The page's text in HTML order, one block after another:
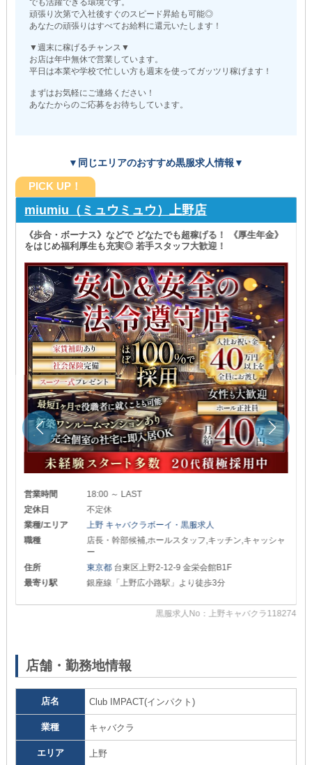
でも活躍できる環境です。
頑張り次第で入社後すぐのスピード昇給も可能◎
あなたの頑張りはすべてお給料に還元いたします！
▼週末に稼げるチャンス▼
お店は年中無休で営業しています。
平日は本業や学校で忙しい方も週末を使ってガッツリ稼げます！
まずはお気軽にご連絡ください！
あなたからのご応募をお待ちしています。
▼同じエリアのおすすめ黒服求人情報▼
PICK UP！
miumiu（ミュウミュウ）上野店
《歩合・ボーナス》などで どなたでも超稼げる！ 《厚生年金》
をはじめ福利厚生も充実◎ 若手スタッフ大歓迎！
営業時間
18:00 ～ LAST
定休日
不定休
業種/エリア
上野 キャバクラボーイ・黒服求人
職種
店長・幹部候補,ホールスタッフ,キッチン,キャッシャ
ー
住所
東京都 台東区上野2-12-9 金栄会館B1F
最寄り駅
銀座線「上野広小路駅」より徒歩3分
黒服求人No：上野キャバクラ118274
店舗・勤務地情報
店名 Club IMPACT(インパクト)
業種 キャバクラ
エリア 上野